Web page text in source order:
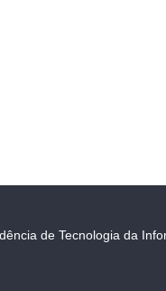
de Tecnologia da